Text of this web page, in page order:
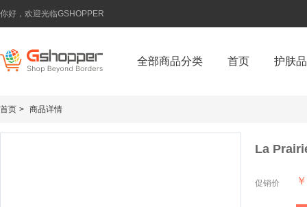
你好，欢迎光临GSHOPPER
全部商品分类 首页 护肤品
首页 > 商品详情
La
促销价 ￥